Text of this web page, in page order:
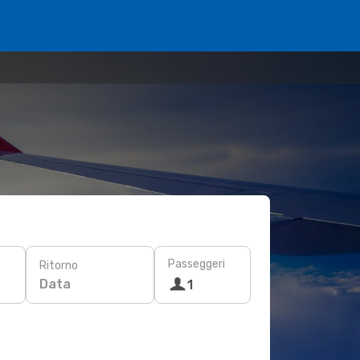
Ritorno
Data
Passeggeri
1